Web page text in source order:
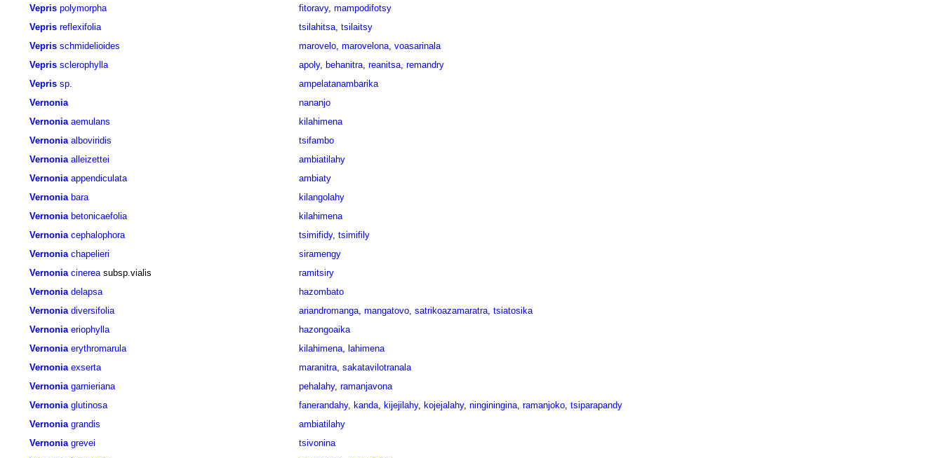
Vepris polymorpha fitoravy, mampodifotsy
Vepris reflexifolia tsilahitsa, tsilaitsy
Vepris schmidelioides marovelo, marovelona, voasarinala
Vepris sclerophylla apoly, behanitra, reanitsa, remandry
Vepris sp.
ampelatanambarika
Vernonia
nananjo
Vernonia aemulans
kilahimena
Vernonia alboviridis
tsifambo
Vernonia alleizettei
ambiatilahy
Vernonia appendiculata
ambiaty
Vernonia bara
kilangolahy
Vernonia betonicaefolia
kilahimena
Vernonia cephalophora tsimifidy, tsimifily
Vernonia chapelieri
siramengy
Vernonia cinereasubsp.vialis
ramitsiry
Vernonia delapsa
hazombato
Vernonia diversifolia ariandromanga, mangatovo, satrikoazamaratra, tsiatosika
Vernonia eriophylla
hazongoaika
Vernonia erythromarula kilahimena, lahimena
Vernonia exserta maranitra, sakatavilotranala
Vernonia garnieriana pehalahy, ramanjavona
Vernonia glutinosa fanerandahy, kanda, kijejilahy, kojejalahy, ninginingina, ramanjoko, tsiparapandy
Vernonia grandis
ambiatilahy
Vernonia grevei
tsivonina